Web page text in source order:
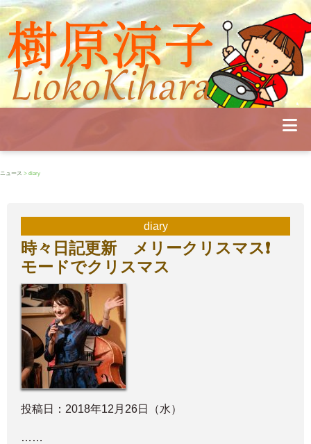
Profile
Concert
Seminar
Diary
ニュース > diary
diary
時々日記更新 メリークリスマス❗️
モードでクリスマス
投稿日：2018年12月26日（水）
……